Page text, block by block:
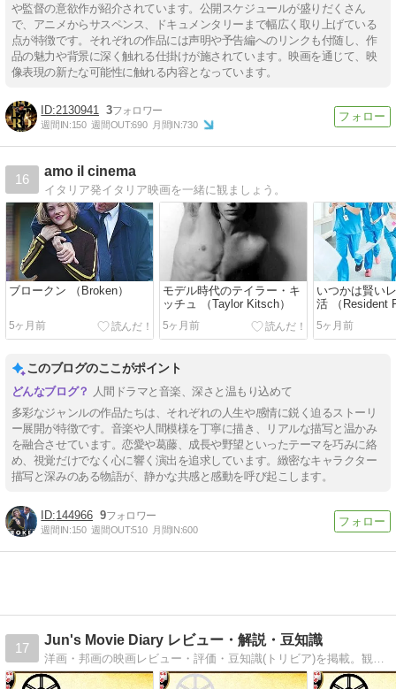
や監督の意欲作が紹介されています。公開スケジュールが盛りだくさん
で、アニメからサスペンス、ドキュメンタリーまで幅広く取り上げている
点が特徴です。それぞれの作品には声明や予告編へのリンクも付随し、作
品の魅力や背景に深く触れる仕掛けが施されています。映画を通じて、映
像表現の新たな可能性に触れる内容となっています。
2130941 3
週間IN:150 週間OUT:690 月間IN:730
16
amo il cinema
イタリア発イタリア映画を一緒に観ましょう。
ブロークン （Broken）
5ヶ月前
モデル時代のテイラー・キ
ッチュ （Taylor Kitsch）
5ヶ月前
いつかは賢い
活 （Resident
全12話
5ヶ月前
このブログのここがポイント
人間ドラマと音楽、深さと温もり込めて
多彩なジャンルの作品たちは、それぞれの人生や感情に鋭く迫るストーリ
ー展開が特徴です。音楽や人間模様を丁寧に描き、リアルな描写と温かみ
を融合させています。恋愛や葛藤、成長や野望といったテーマを巧みに絡
め、視覚だけでなく心に響く演出を追求しています。緻密なキャラクター
描写と深みのある物語が、静かな共感と感動を呼び起こします。
144966 9
週間IN:150 週間OUT:510 月間IN:600
17
Jun's Movie Diary レビュー・解説・豆知識
洋画・邦画の映画レビュー・評価・豆知識(トリビア)を掲載。観る前に知りたい情報を網羅した映画情報サイト。